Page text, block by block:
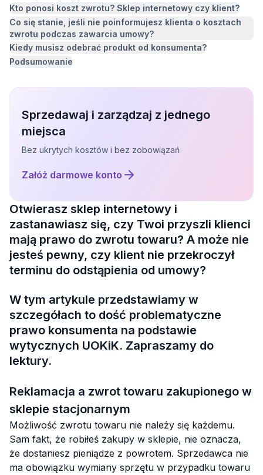
Kto ponosi koszt zwrotu? Sklep internetowy czy klient?
Co się stanie, jeśli nie poinformujesz klienta o kosztach
zwrotu podczas zawarcia umowy?
Kiedy musisz odebrać produkt od konsumenta?
Podsumowanie
Sprzedawaj i zarządzaj z jednego
miejsca
Bez ukrytych kosztów i bez zobowiązań
Załóż darmowe konto
Otwierasz sklep internetowy i
zastanawiasz się, czy Twoi przyszli klienci
mają prawo do zwrotu towaru? A może nie
jesteś pewny, czy klient nie przekroczył
terminu do odstąpienia od umowy?
W tym artykule przedstawiamy w
szczegółach to dość problematyczne
prawo konsumenta na podstawie
wytycznych UOKiK. Zapraszamy do
lektury.
Reklamacja a zwrot towaru zakupionego w
sklepie stacjonarnym
Możliwość zwrotu towaru nie należy się każdemu.
Sam fakt, że robiłeś zakupy w sklepie, nie oznacza,
że dostaniesz pieniądze z powrotem. Sprzedawca nie
ma obowiązku wymiany sprzętu w przypadku towaru